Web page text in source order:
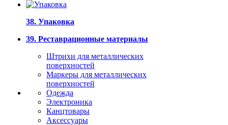
38. Упаковка
39. Реставрационные материалы
Штрихи для металлических
поверхностей
Маркеры для металлических
поверхностей
Одежда
Электроника
Канцтовары
Аксессуары